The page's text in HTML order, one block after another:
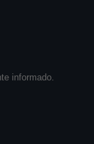
informado.